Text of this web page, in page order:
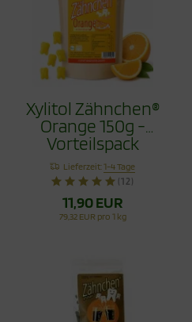
Xylitol Zähnchen®
Orange 150g -
Vorteilspack
Lieferzeit:1-4 Tage
(12)
11,90 EUR
79,32 EUR pro 1 kg